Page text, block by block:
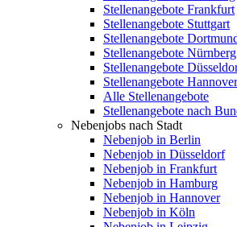
Stellenangebote Frankfurt
Stellenangebote Stuttgart
Stellenangebote
Stellenangebote Nürnberg
Stellenangebote
Stellenangebote Hannover
Alle Stellenangebote
Stellenangebote nach
Nebenjobs nach Stadt
Nebenjob in Berlin
Nebenjob in Düsseldorf
Nebenjob in Frankfurt
Nebenjob in Hamburg
Nebenjob in Hannover
Nebenjob in Köln